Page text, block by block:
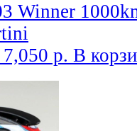
Winner
7,050 р. В